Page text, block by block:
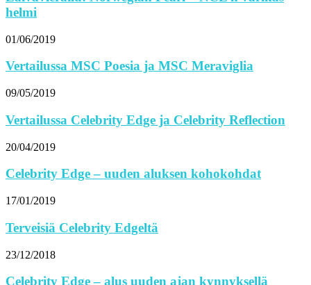
helmi
01/06/2019
Vertailussa MSC Poesia ja MSC Meraviglia
09/05/2019
Vertailussa Celebrity Edge ja Celebrity Reflection
20/04/2019
Celebrity Edge – uuden aluksen kohokohdat
17/01/2019
Terveisiä Celebrity Edgeltä
23/12/2018
Celebrity Edge – alus uuden ajan kynnyksellä